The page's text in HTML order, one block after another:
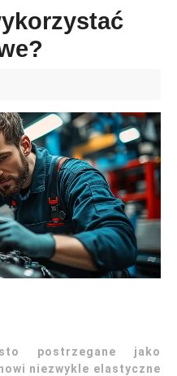
postrzegane jako
niezwykle elastyczne